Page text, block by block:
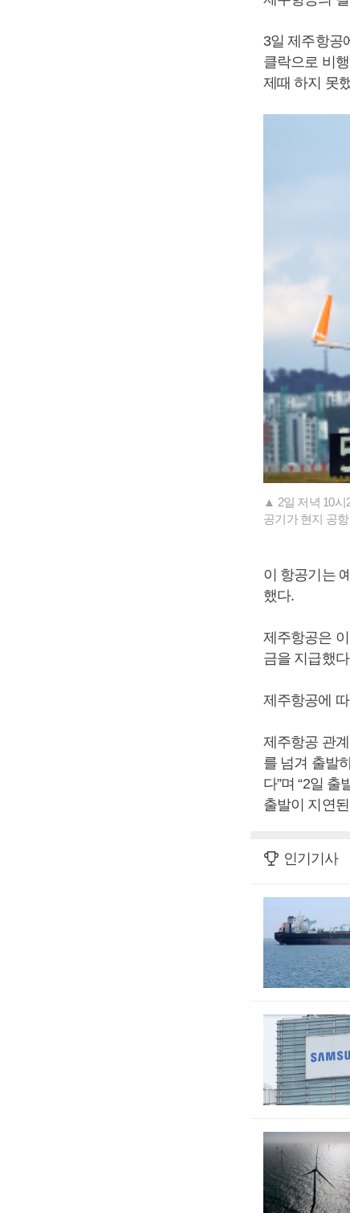
3일 제주항공
클락으로 비
제때 하지 못
▲ 2일 저녁 10시
공기가 현지 공
이 항공기는
했다.
제주항공은
금을 지급했
제주항공에
제주항공 관
를 넘겨 출발
다”며 “2일
출발이 지연
인기기사